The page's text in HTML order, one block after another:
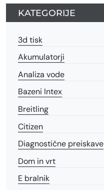
KATEGORIJE
3d tisk
Akumulatorji
Analiza vode
Bazeni Intex
Breitling
Citizen
Diagnostične preiskave
Dom in vrt
E bralnik